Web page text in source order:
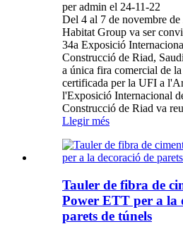
per admin el 24-11-22
Del 4 al 7 de novembre
Habitat Group va ser
34a Exposició
Construcció de Riad,
a única fira comercial de
certificada per la UFI a
l'Exposició Internacional
Construcció de Riad va
Llegir més
Tauler de fibra de
Power ETT per a la
parets de túnels